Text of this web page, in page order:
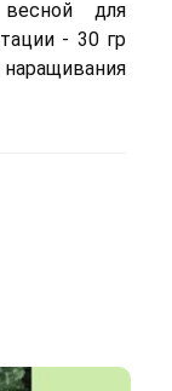
для
- 30 гр